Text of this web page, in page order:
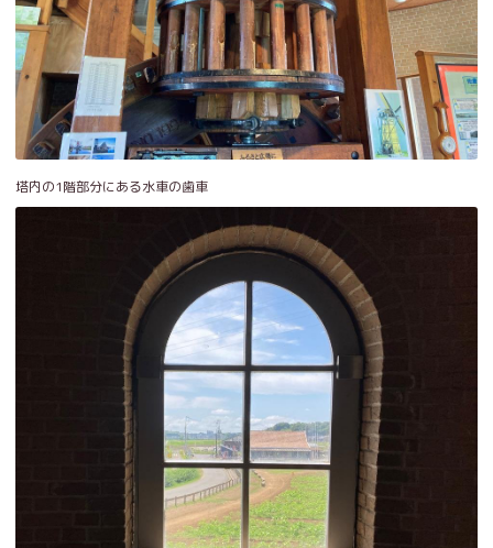
塔内の1階部分にある水車の歯車